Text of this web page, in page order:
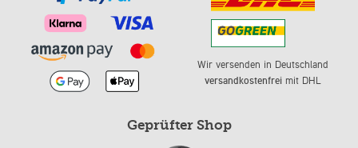
Wir versenden in Deutschland
versandkostenfreimit DHL
Geprüfter Shop